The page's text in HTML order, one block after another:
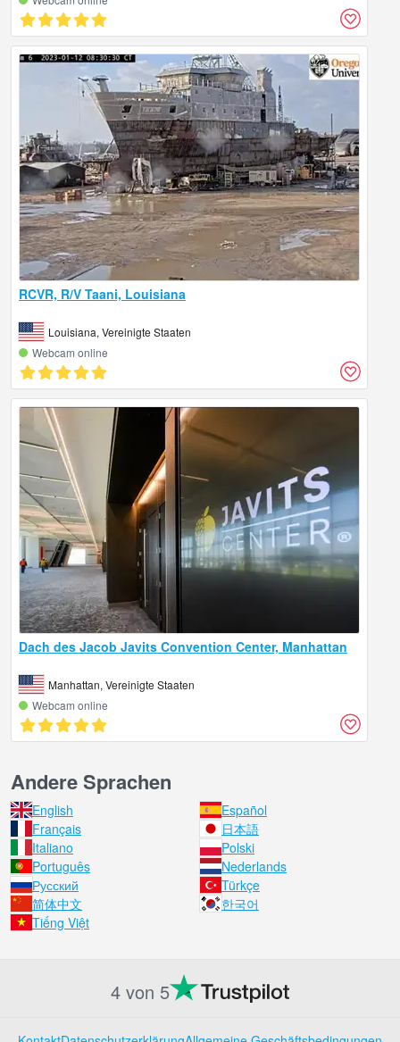
RCVR, R/V Taani, Louisiana
Louisiana, Vereinigte Staaten
Webcam online
Dach des Jacob Javits Convention Center, Manhattan
Manhattan, Vereinigte Staaten
Webcam online
Andere Sprachen
English
Español
Français
日本語
Italiano
Polski
Português
Nederlands
Русский
Türkçe
简体中文
한국어
Tiếng Việt
4 von 5